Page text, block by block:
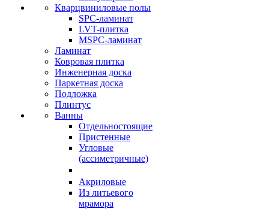
Кварцвиниловые полы
SPC-ламинат
LVT-плитка
MSPC-ламинат
Ламинат
Ковровая плитка
Инженерная доска
Паркетная доска
Подложка
Плинтус
Ванны
Отдельностоящие
Пристенные
Угловые
(ассиметричные)
Акриловые
Из литьевого
мрамора